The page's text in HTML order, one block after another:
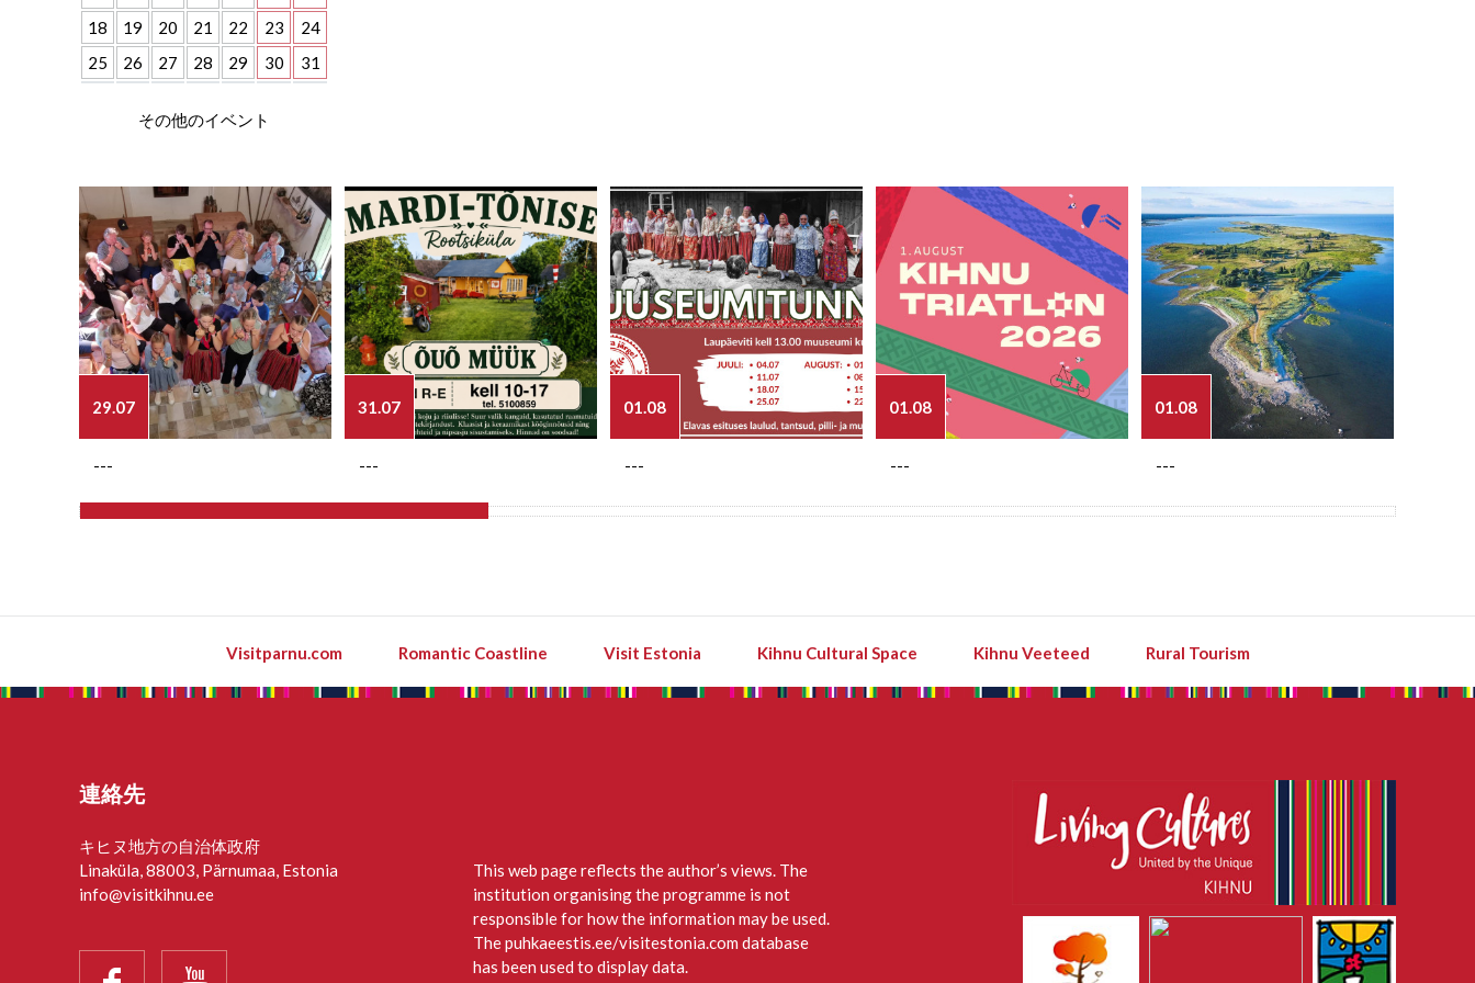
18
19 20 21 22 23
24
25
26 27 28 29 30 31
その他のイベント
29.07
---
31.07
---
01.08
---
01.08
---
01.08
---
Visitparnu.com Romantic Coastline Visit Estonia Kihnu Cultural Space Kihnu Veeteed Rural Tourism
連絡先
キヒヌ地方の自治体政府
Linaküla, 88003, Pärnumaa, Estonia
info@visitkihnu.ee
This web page reflects the author’s views. The
institution organising the programme is not
responsible for how the information may be used.
The puhkaeestis.ee/visitestonia.com database
has been used to display data.